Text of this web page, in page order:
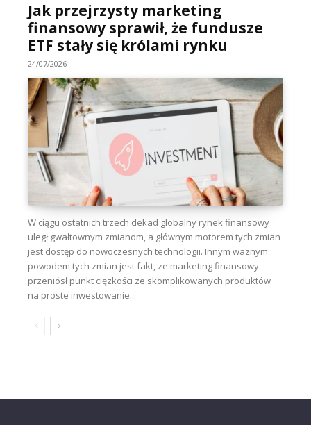
Jak przejrzysty marketing
finansowy sprawił, że fundusze
ETF stały się królami rynku
24/07/2026
W ciągu ostatnich trzech dekad globalny rynek finansowy
uległ gwałtownym zmianom, a głównym motorem tych zmian
jest dostęp do nowoczesnych technologii. Innym ważnym
powodem tych zmian jest fakt, że marketing finansowy
przeniósł punkt ciężkości ze skomplikowanych produktów
na proste inwestowanie...